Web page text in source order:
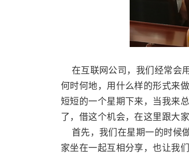
在互联网公司，我们经常会
何时何地，用什么样的形式来
短短的一个星期下来，当我来
了，借这个机会，在这里跟大
首先，我们在星期一的时候
家坐在一起互相分享，也让我